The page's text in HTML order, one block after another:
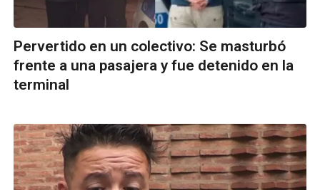
Pervertido en un colectivo: Se masturbó
frente a una pasajera y fue detenido en la
terminal